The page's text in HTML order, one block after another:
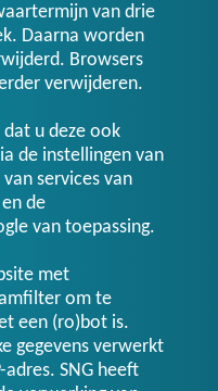
van drie
Daarna worden
Browsers
verwijderen.
u deze ook
de instellingen van
services van
en de
van toepassing.
met
om te
een (ro)bot is.
gegevens verwerkt
SNG heeft